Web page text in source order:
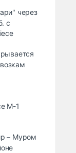
через
с
М-1
– Муром